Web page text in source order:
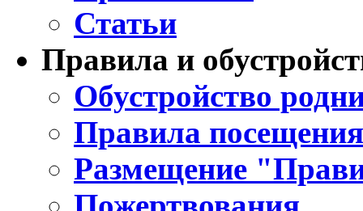
Статьи
Правила и
Обустройство
Правила
Размещение